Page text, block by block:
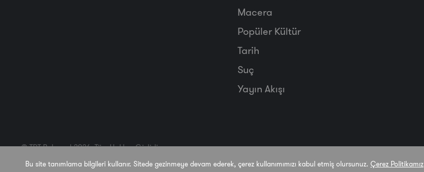
Bu site tanımlama bilgileri kullanır. Sitede gezinmeye devam ederek, çerez kullanımımızı kabul etmiş olursunuz. Çerez Politikamız
Macera
Popüler Kültür
Tarih
Suç
Yayın Akışı
© TRT Belgesel 2026. Tüm Hakları Gizlidir.